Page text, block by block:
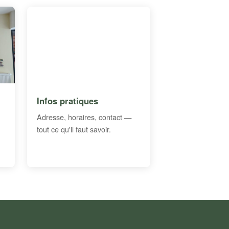
Infos pratiques
Adresse, horaires, contact —
tout ce qu'il faut savoir.